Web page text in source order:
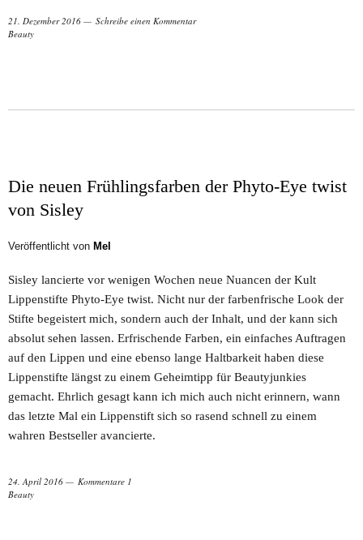
21. Dezember 2016
Schreibe einen Kommentar
Beauty
Die neuen Frühlingsfarben der Phyto-Eye twist
von Sisley
Veröffentlicht von Mel
Sisley lancierte vor wenigen Wochen neue Nuancen der Kult
Lippenstifte Phyto-Eye twist. Nicht nur der farbenfrische Look der
Stifte begeistert mich, sondern auch der Inhalt, und der kann sich
absolut sehen lassen. Erfrischende Farben, ein einfaches Auftragen
auf den Lippen und eine ebenso lange Haltbarkeit haben diese
Lippenstifte längst zu einem Geheimtipp für Beautyjunkies
gemacht. Ehrlich gesagt kann ich mich auch nicht erinnern, wann
das letzte Mal ein Lippenstift sich so rasend schnell zu einem
wahren Bestseller avancierte.
24. April 2016
Kommentare 1
Beauty